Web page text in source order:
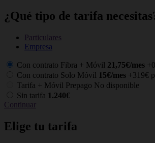
¿Qué tipo de tarifa
Particulares
Empresa
Con contrato Fibra + Móvil 21,75€/mes
Con contrato Solo Móvil 15€/mes +319€
Tarifa + Móvil Prepago No disponible
Sin tarifa 1.240€
Continuar
Elige tu tarifa